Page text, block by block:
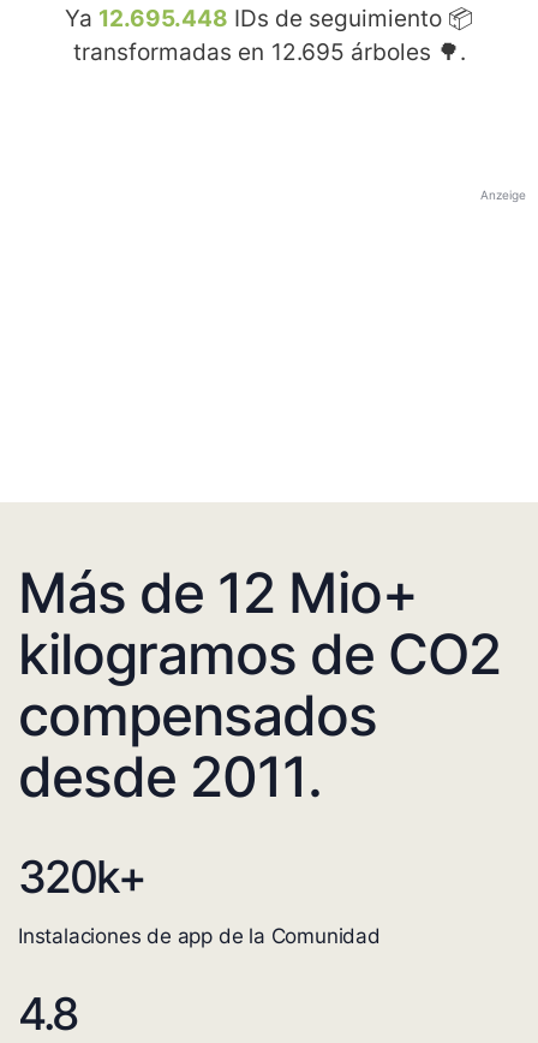
Ya 12.695.448 IDs de seguimiento 📦
transformadas en 12.695 árboles 🌳.
Anzeige
Más de 12 Mio+
kilogramos de CO2
compensados
desde 2011.
320k+
Instalaciones de app de la Comunidad
4.8